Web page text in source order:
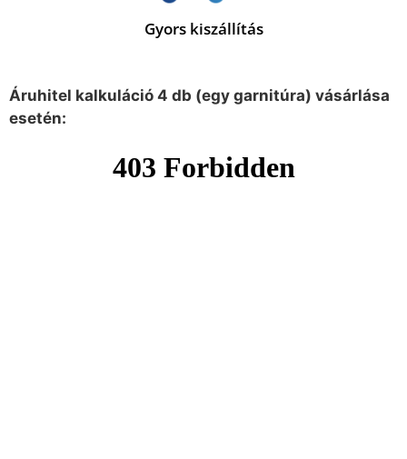
Gyors kiszállítás
Áruhitel kalkuláció 4 db (egy garnitúra) vásárlása
esetén: